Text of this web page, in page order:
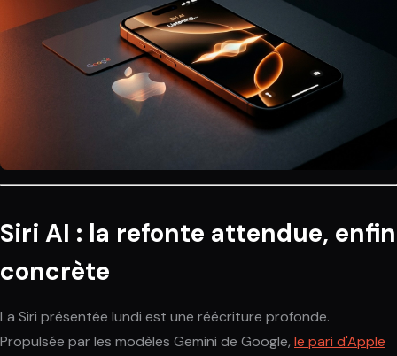
Siri AI : la refonte attendue, enfin
concrète
La Siri présentée lundi est une réécriture profonde.
Propulsée par les modèles Gemini de Google, le pari d'Apple